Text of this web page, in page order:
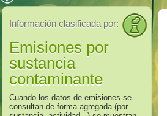
Información clasificada por:
Emisiones por
sustancia
contaminante
Cuando los datos de emisiones se
consultan de forma agregada (por